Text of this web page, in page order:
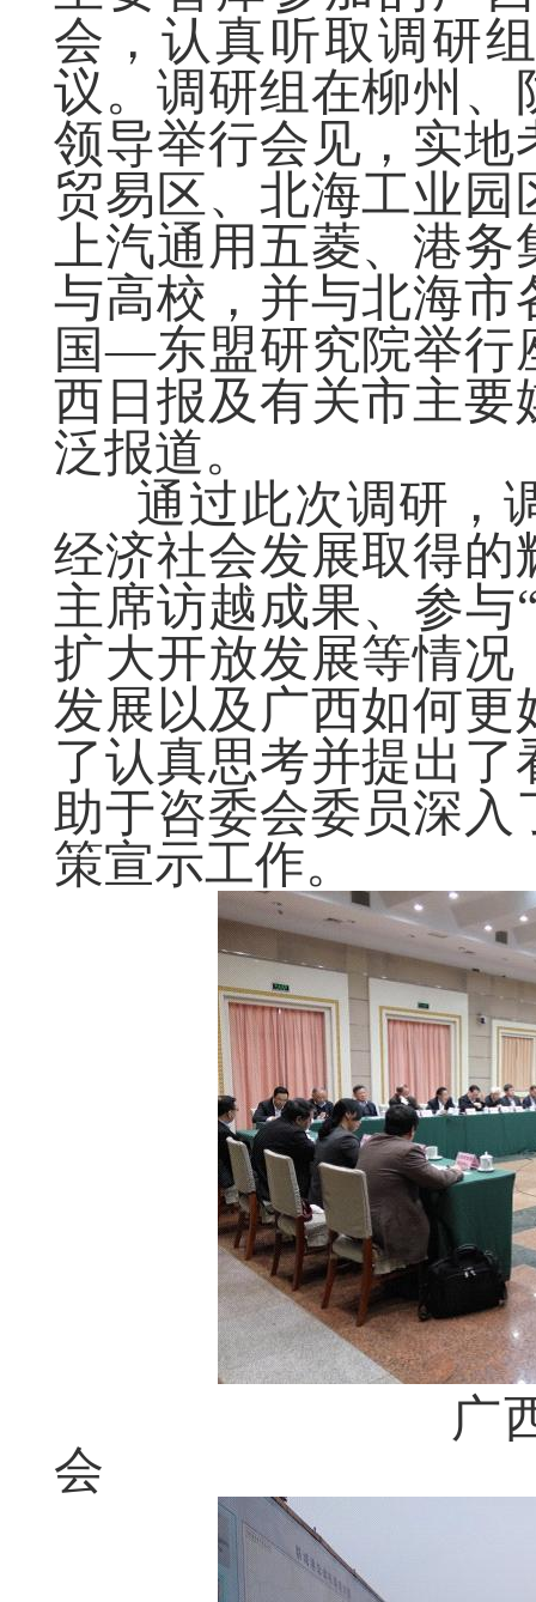
会，认真听取调研
议。调研组在柳州
领导举行会见，实
贸易区、北海工业
上汽通用五菱、港
与高校，并与北海
国—东盟研究院举行
西日报及有关市主
泛报道。
通过此次调研，
经济社会发展取得
主席访越成果、参
扩大开放发展等情
发展以及广西如何
了认真思考并提出
助于咨委会委员深
策宣示工作。
广西新一轮
会